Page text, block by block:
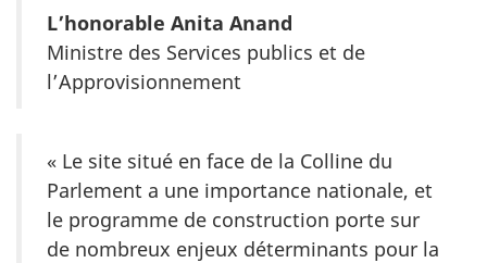
L’honorable Anita Anand
Ministre des Services publics et de
l’Approvisionnement
« Le site situé en face de la Colline du
Parlement a une importance nationale, et
le programme de construction porte sur
de nombreux enjeux déterminants pour la